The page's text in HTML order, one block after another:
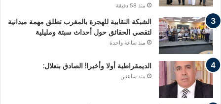
منذ 58 دقيقة
الشبكة النقابية للهجرة بالمغرب تطلق مهمة ميدانية
لتقصي الحقائق حول أحداث سبتة ومليلية
منذ ساعة واحدة
الديمقراطية أولا وأخيرا! الصادق بنعلال:
منذ ساعتين